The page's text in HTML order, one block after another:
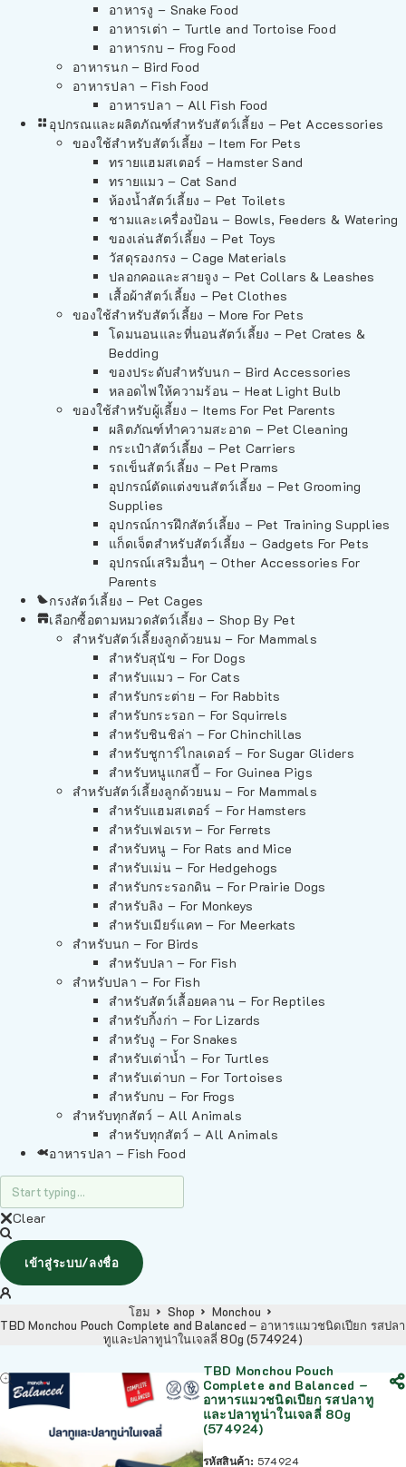
อาหารงู – Snake Food
อาหารเต่า – Turtle and Tortoise Food
อาหารกบ – Frog Food
อาหารนก – Bird Food
อาหารปลา – Fish Food
อาหารปลา – All Fish Food
อุปกรณและผลิตภัณฑ์สำหรับสัตว์เลี้ยง – Pet Accessories
ของใช้สำหรับสัตว์เลี้ยง – Item For Pets
ทรายแฮมสเตอร์ – Hamster Sand
ทรายแมว – Cat Sand
ห้องน้ำสัตว์เลี้ยง – Pet Toilets
ชามและเครื่องป้อน – Bowls, Feeders & Watering
ของเล่นสัตว์เลี้ยง – Pet Toys
วัสดุรองกรง – Cage Materials
ปลอกคอและสายจูง – Pet Collars & Leashes
เสื้อผ้าสัตว์เลี้ยง – Pet Clothes
ของใช้สำหรับสัตว์เลี้ยง – More For Pets
โดมนอนและที่นอนสัตว์เลี้ยง – Pet Crates &
Bedding
ของประดับสำหรับนก – Bird Accessories
หลอดไฟให้ความร้อน – Heat Light Bulb
ของใช้สำหรับผู้เลี้ยง – Items For Pet Parents
ผลิตภัณฑ์ทำความสะอาด – Pet Cleaning
กระเป๋าสัตว์เลี้ยง – Pet Carriers
รถเข็นสัตว์เลี้ยง – Pet Prams
อุปกรณ์ตัดแต่งขนสัตว์เลี้ยง – Pet Grooming
Supplies
อุปกรณ์การฝึกสัตว์เลี้ยง – Pet Training Supplies
แก็ดเจ็ตสำหรับสัตว์เลี้ยง – Gadgets For Pets
อุปกรณ์เสริมอื่นๆ – Other Accessories For
Parents
กรงสัตว์เลี้ยง – Pet Cages
เลือกซื้อตามหมวดสัตว์เลี้ยง – Shop By Pet
สำหรับสัตว์เลี้ยงลูกด้วยนม – For Mammals
สำหรับสุนัข – For Dogs
สำหรับแมว – For Cats
สำหรับกระต่าย – For Rabbits
สำหรับกระรอก – For Squirrels
สำหรับชินชิล่า – For Chinchillas
สำหรับชูการ์ไกลเดอร์ – For Sugar Gliders
สำหรับหนูแกสบี้ – For Guinea Pigs
สำหรับสัตว์เลี้ยงลูกด้วยนม – For Mammals
สำหรับแฮมสเตอร์ – For Hamsters
สำหรับเฟอเรท – For Ferrets
สำหรับหนู – For Rats and Mice
สำหรับเม่น – For Hedgehogs
สำหรับกระรอกดิน – For Prairie Dogs
สำหรับลิง – For Monkeys
สำหรับเมียร์แคท – For Meerkats
สำหรับนก – For Birds
สำหรับปลา – For Fish
สำหรับปลา – For Fish
สำหรับสัตว์เลื้อยคลาน – For Reptiles
สำหรับกิ้งก่า – For Lizards
สำหรับงู – For Snakes
สำหรับเต่าน้ำ – For Turtles
สำหรับเต่าบก – For Tortoises
สำหรับกบ – For Frogs
สำหรับทุกสัตว์ – All Animals
สำหรับทุกสัตว์ – All Animals
อาหารปลา – Fish Food
Clear
เข้าสู่ระบบ/ลงชื่อ
โฮม Shop
Monchou
TBD Monchou Pouch Complete and Balanced – อาหารแมวชนิดเปียก รสปลา
ทูและปลาทูน่าในเจลลี่ 80g (574924)
TBD Monchou Pouch
Complete and Balanced –
อาหารแมวชนิดเปียก รสปลาทู
และปลาทูน่าในเจลลี่ 80g
(574924)
รหัสสินค้า: 574924